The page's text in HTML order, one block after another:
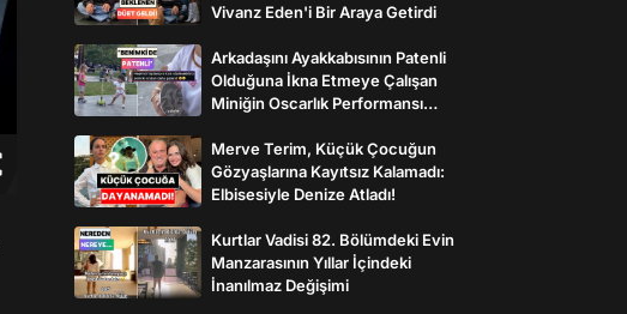
Vivanz Eden'i Bir Araya Getirdi
Arkadaşını Ayakkabısının Patenli
Olduğuna İkna Etmeye Çalışan
Miniğin Oscarlık Performansı
Merve Terim, Küçük Çocuğun
Gözyaşlarına Kayıtsız Kalamadı:
Elbisesiyle Denize Atladı!
Kurtlar Vadisi 82. Bölümdeki Evin
Manzarasının Yıllar İçindeki
İnanılmaz Değişimi